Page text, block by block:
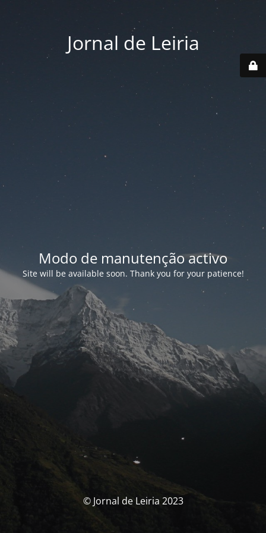
Jornal de Leiria
Modo de manutenção activo
Site will be available soon. Thank you for your patience!
© Jornal de Leiria 2023